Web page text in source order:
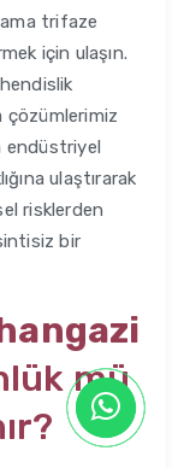
trifaze
için ulaşın.
çözümlerimiz
endüstriyel
ulaştırarak
risklerden
bir
mü